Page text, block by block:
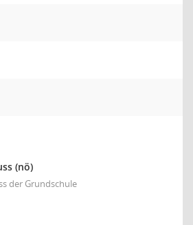
(nö)
der Grundschule